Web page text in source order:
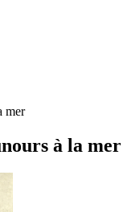
mer
à la mer